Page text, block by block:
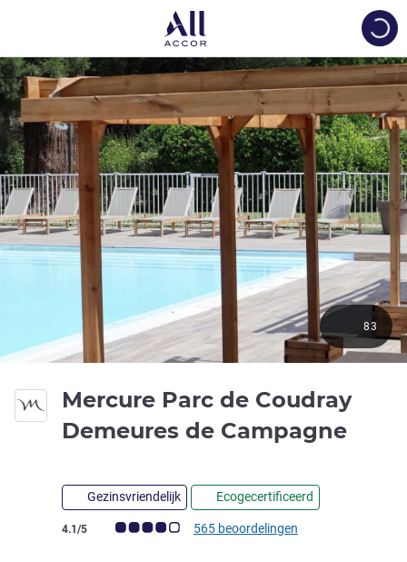
Mercure Parc de Coudray
Demeures de Campagne4
Gezinsvriendelijk Ecogecertificeerd
Avis-klantbeoordeling (ALL beoordeling)
4.1/5 565 beoordelingen
83